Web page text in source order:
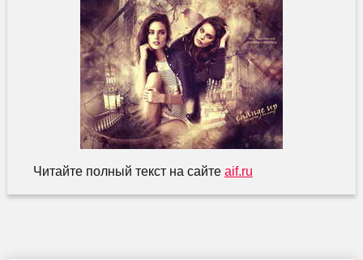
Читайте полный текст на сайте aif.ru